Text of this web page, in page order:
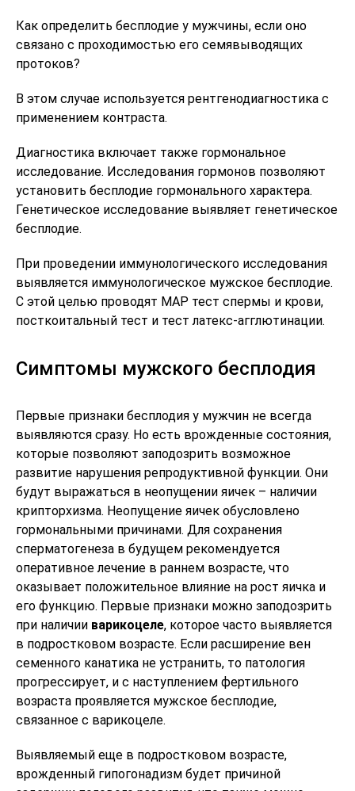
Как определить бесплодие у мужчины, если оно
связано с проходимостью его семявыводящих
протоков?
В этом случае используется рентгенодиагностика с
применением контраста.
Диагностика включает также гормональное
исследование. Исследования гормонов позволяют
установить бесплодие гормонального характера.
Генетическое исследование выявляет генетическое
бесплодие.
При проведении иммунологического исследования
выявляется иммунологическое мужское бесплодие.
С этой целью проводят МАР тест спермы и крови,
посткоитальный тест и тест латекс-агглютинации.
Симптомы мужского бесплодия
Первые признаки бесплодия у мужчин не всегда
выявляются сразу. Но есть врожденные состояния,
которые позволяют заподозрить возможное
развитие нарушения репродуктивной функции. Они
будут выражаться в неопущении яичек – наличии
крипторхизма. Неопущение яичек обусловлено
гормональными причинами. Для сохранения
сперматогенеза в будущем рекомендуется
оперативное лечение в раннем возрасте, что
оказывает положительное влияние на рост яичка и
его функцию. Первые признаки можно заподозрить
при наличии варикоцеле, которое часто выявляется
в подростковом возрасте. Если расширение вен
семенного канатика не устранить, то патология
прогрессирует, и с наступлением фертильного
возраста проявляется мужское бесплодие,
связанное с варикоцеле.
Выявляемый еще в подростковом возрасте,
врожденный гипогонадизм будет причиной